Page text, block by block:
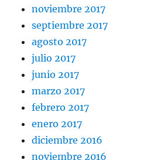
noviembre 2017
septiembre 2017
agosto 2017
julio 2017
junio 2017
marzo 2017
febrero 2017
enero 2017
diciembre 2016
noviembre 2016